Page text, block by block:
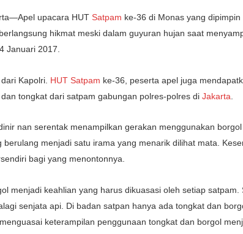
upacara HUT Satpam ke-36 di Monas yang
hikmat meski dalam guyuran hujan saat
Januari 2017.
Kapolri. HUT Satpam ke-36, peserta apel juga
tongkat dari satpam gabungan polres-polres di Jakarta
nan serentak menampilkan gerakan menggunakan
menjadi satu irama yang menarik dilihat mata.
bagi yang menontonnya.
menjadi keahlian yang harus dikuasasi oleh setiap satpam.
senjata api. Di badan satpan hanya ada tongkat dan
keterampilan penggunaan tongkat dan borgol